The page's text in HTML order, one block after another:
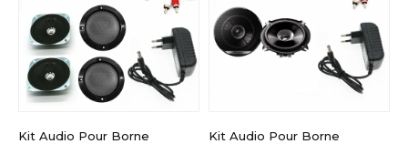
Kit Audio Pour Borne
Kit Audio Pour Borne